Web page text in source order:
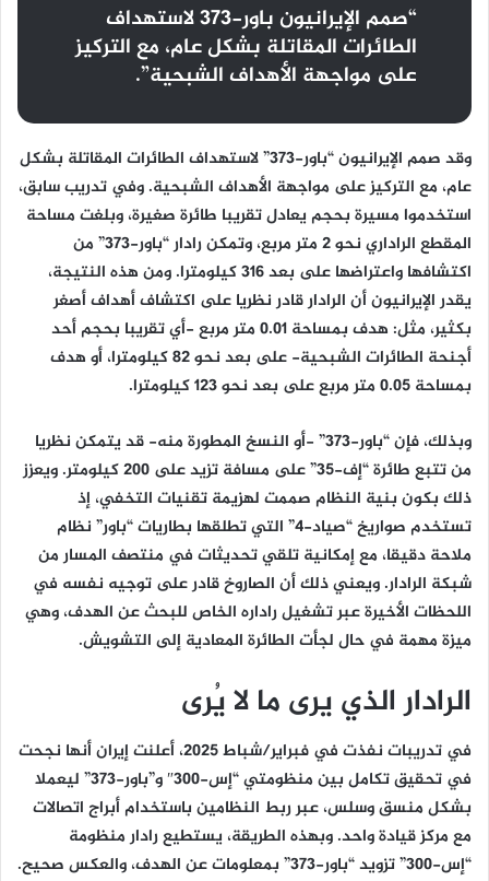
“صمم الإيرانيون باور-373 لاستهداف
الطائرات المقاتلة بشكل عام، مع التركيز
على مواجهة الأهداف الشبحية”.
وقد صمم الإيرانيون “باور-373” لاستهداف الطائرات المقاتلة بشكل
عام، مع التركيز على مواجهة الأهداف الشبحية. وفي تدريب سابق،
استخدموا مسيرة بحجم يعادل تقريبا طائرة صغيرة، وبلغت مساحة
المقطع الراداري نحو 2 متر مربع، وتمكن رادار “باور-373” من
اكتشافها واعتراضها على بعد 316 كيلومترا. ومن هذه النتيجة،
يقدر الإيرانيون أن الرادار قادر نظريا على اكتشاف أهداف أصغر
بكثير، مثل: هدف بمساحة 0.01 متر مربع -أي تقريبا بحجم أحد
أجنحة الطائرات الشبحية- على بعد نحو 82 كيلومترا، أو هدف
بمساحة 0.05 متر مربع على بعد نحو 123 كيلومترا.
وبذلك، فإن “باور-373” -أو النسخ المطورة منه- قد يتمكن نظريا
من تتبع طائرة “إف-35” على مسافة تزيد على 200 كيلومتر. ويعزز
ذلك بكون بنية النظام صممت لهزيمة تقنيات التخفي، إذ
تستخدم صواريخ “صياد-4” التي تطلقها بطاريات “باور” نظام
ملاحة دقيقا، مع إمكانية تلقي تحديثات في منتصف المسار من
شبكة الرادار. ويعني ذلك أن الصاروخ قادر على توجيه نفسه في
اللحظات الأخيرة عبر تشغيل راداره الخاص للبحث عن الهدف، وهي
ميزة مهمة في حال لجأت الطائرة المعادية إلى التشويش.
الرادار الذي يرى ما لا يُرى
في تدريبات نفذت في فبراير/شباط 2025، أعلنت إيران أنها نجحت
في تحقيق تكامل بين منظومتي “إس-300″ و”باور-373” ليعملا
بشكل منسق وسلس، عبر ربط النظامين باستخدام أبراج اتصالات
مع مركز قيادة واحد. وبهذه الطريقة، يستطيع رادار منظومة
“إس-300” تزويد “باور-373” بمعلومات عن الهدف، والعكس صحيح.